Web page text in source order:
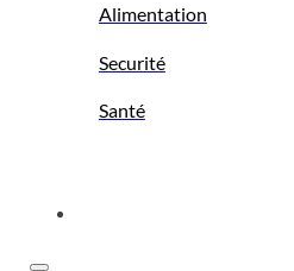
Alimentation
Securité
Santé